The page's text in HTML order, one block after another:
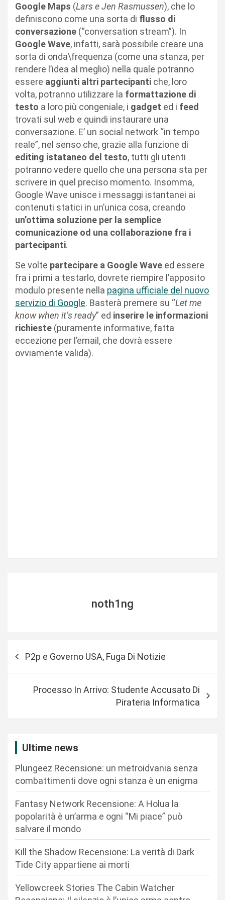
Google Maps (Lars e Jen Rasmussen), che lo
definiscono come una sorta di flusso di
conversazione (“conversation stream”). In
Google Wave, infatti, sarà possibile creare una
sorta di onda\frequenza (come una stanza, per
rendere l’idea al meglio) nella quale potranno
essere aggiunti altri partecipanti che, loro
volta, potranno utilizzare la formattazione di
testo a loro più congeniale, i gadget ed i feed
trovati sul web e quindi instaurare una
conversazione. E’ un social network “in tempo
reale”, nel senso che, grazie alla funzione di
editing istataneo del testo, tutti gli utenti
potranno vedere quello che una persona sta per
scrivere in quel preciso momento. Insomma,
Google Wave unisce i messaggi istantanei ai
contenuti statici in un’unica cosa, creando
un’ottima soluzione per la semplice
comunicazione od una collaborazione fra i
partecipanti.
Se volte partecipare a Google Wave ed essere
fra i primi a testarlo, dovrete riempire l’apposito
modulo presente nella pagina ufficiale del nuovo
servizio di Google. Basterà premere su “Let me
know when it’s ready” ed inserire le informazioni
richieste (puramente informative, fatta
eccezione per l’email, che dovrà essere
ovviamente valida).
noth1ng
P2p e Governo USA, Fuga Di Notizie
Processo In Arrivo: Studente Accusato Di
Pirateria Informatica
Ultime news
Plungeez Recensione: un metroidvania senza
combattimenti dove ogni stanza è un enigma
Fantasy Network Recensione: A Holua la
popolarità è un’arma e ogni “Mi piace” può
salvare il mondo
Kill the Shadow Recensione: La verità di Dark
Tide City appartiene ai morti
Yellowcreek Stories The Cabin Watcher